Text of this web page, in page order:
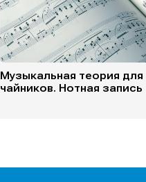
Музыкальная теория для
чайников. Нотная запись